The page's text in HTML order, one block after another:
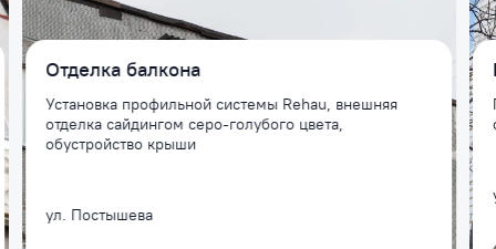
Отделка балкона
Установка профильной системы Rehau, внешняя
отделка сайдингом серо-голубого цвета,
обустройство крыши
ул. Постышева